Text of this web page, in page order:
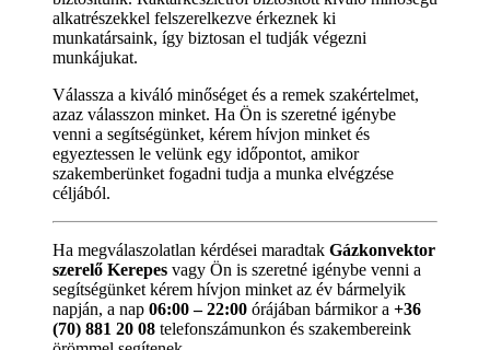
alkatrészekkel felszerelkezve érkeznek ki
munkatársaink, így biztosan el tudják végezni
munkájukat.
Válassza a kiváló minőséget és a remek szakértelmet,
azaz válasszon minket. Ha Ön is szeretné igénybe
venni a segítségünket, kérem hívjon minket és
egyeztessen le velünk egy időpontot, amikor
szakemberünket fogadni tudja a munka elvégzése
céljából.
Ha megválaszolatlan kérdései maradtak Gázkonvektor
szerelő Kerepes vagy Ön is szeretné igénybe venni a
segítségünket kérem hívjon minket az év bármelyik
napján, a nap 06:00 – 22:00 órájában bármikor a +36
(70) 881 20 08 telefonszámunkon és szakembereink